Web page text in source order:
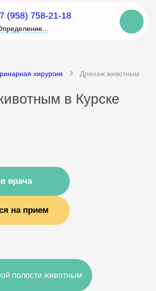
(958) 758-21-18
хирургия Дренаж животным
в Курске
врача
на прием
полости животным